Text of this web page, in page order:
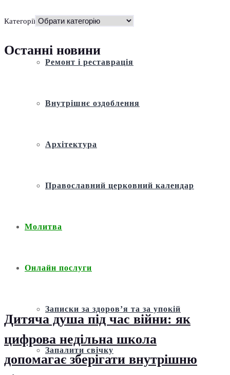
Історія
Ремонт і реставрація
Внутрішнє оздоблення
Архітектура
Православний церковний календар
Молитва
Онлайн послуги
Записки за здоров’я та за упокій
Запалити свічку
Категорії
Останні новини
Дитяча душа під час війни: як
цифрова недільна школа
допомагає зберігати внутрішню